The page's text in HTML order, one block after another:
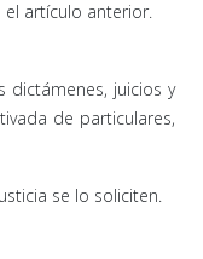
artículo anterior.
dictámenes, juicios y
de particulares,
se lo soliciten.